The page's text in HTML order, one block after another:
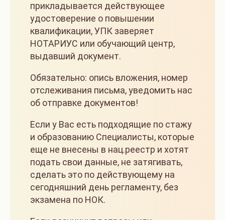
прикладывается действующее
удостоверение о повышении
квалификации, УПК заверяет
НОТАРИУС или обучающий центр,
выдавший документ.
Обязательно: опись вложения, номер
отслеживания письма, уведомить нас
об отправке документов!
Если у Вас есть подходящие по стажу
и образованию Специалисты, которые
еще не внесены в нац.реестр и хотят
подать свои данные, не затягивать,
сделать это по действующему на
сегодняшний день регламенту, без
экзамена по НОК.